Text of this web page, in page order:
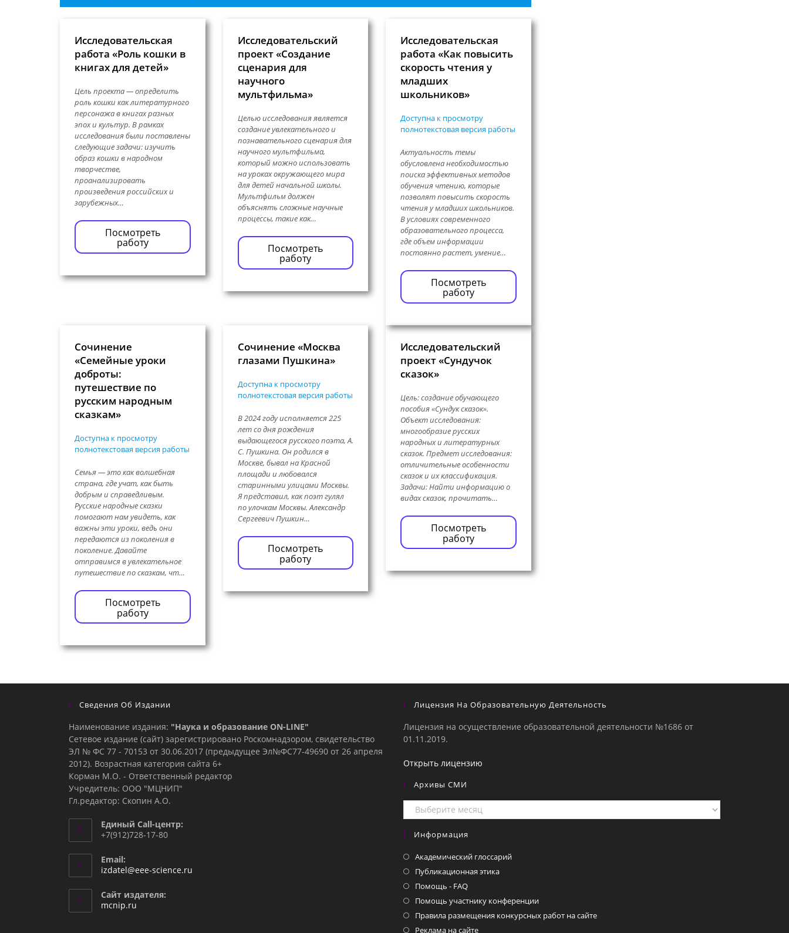
Исследовательская
работа «Роль кошки в
книгах для детей»
Цель проекта — определить
роль кошки как литературного
персонажа в книгах разных
эпох и культур. В рамках
исследования были поставлены
следующие задачи: изучить
образ кошки в народном
творчестве,
проанализировать
произведения российских и
зарубежных…
Посмотреть
работу
Исследовательский
проект «Создание
сценария для
научного
мультфильма»
Целью исследования является
создание увлекательного и
познавательного сценария для
научного мультфильма,
который можно использовать
на уроках окружающего мира
для детей начальной школы.
Мультфильм должен
объяснять сложные научные
процессы, такие как…
Посмотреть
работу
Исследовательская
работа «Как повысить
скорость чтения у
младших
школьников»
Доступна к просмотру
полнотекстовая версия работы
Актуальность темы
обусловлена необходимостью
поиска эффективных методов
обучения чтению, которые
позволят повысить скорость
чтения у младших школьников.
В условиях современного
образовательного процесса,
где объем информации
постоянно растет, умение…
Посмотреть
работу
Сочинение
«Семейные уроки
доброты:
путешествие по
русским народным
сказкам»
Доступна к просмотру
полнотекстовая версия работы
Семья — это как волшебная
страна, где учат, как быть
добрым и справедливым.
Русские народные сказки
помогают нам увидеть, как
важны эти уроки, ведь они
передаются из поколения в
поколение. Давайте
отправимся в увлекательное
путешествие по сказкам, чт…
Посмотреть
работу
Сочинение «Москва
глазами Пушкина»
Доступна к просмотру
полнотекстовая версия работы
В 2024 году исполняется 225
лет со дня рождения
выдающегося русского поэта, А.
С. Пушкина. Он родился в
Москве, бывал на Красной
площади и любовался
старинными улицами Москвы.
Я представил, как поэт гулял
по улочкам Москвы. Александр
Сергеевич Пушкин…
Посмотреть
работу
Исследовательский
проект «Сундучок
сказок»
Цель: создание обучающего
пособия «Сундук сказок».
Объект исследования:
многообразие русских
народных и литературных
сказок. Предмет исследования:
отличительные особенности
сказок и их классификация.
Задачи: Найти информацию о
видах сказок, прочитать…
Посмотреть
работу
Сведения Об Издании
Наименование издания: "Наука и образование ON-LINE"
Сетевое издание (сайт) зарегистрировано Роскомнадзором, свидетельство
ЭЛ № ФС 77 - 70153 от 30.06.2017 (предыдущее Эл№ФC77-49690 от 26 апреля
2012). Возрастная категория сайта 6+
Корман М.О. - Ответственный редактор
Учредитель: ООО "МЦНИП"
Гл.редактор: Скопин А.О.
Единый Call-центр:
+7(912)728-17-80
Email:
izdatel@eee-science.ru
Сайт издателя:
mcnip.ru
Лицензия На Образовательную Деятельность
Лицензия на осуществление образовательной деятельности №1686 от
01.11.2019.
Открыть лицензию
Архивы СМИ
Архивы
СМИ
Информация
Академический глоссарий
Публикационная этика
Помощь - FAQ
Помощь участнику конференции
Правила размещения конкурсных работ на сайте
Реклама на сайте